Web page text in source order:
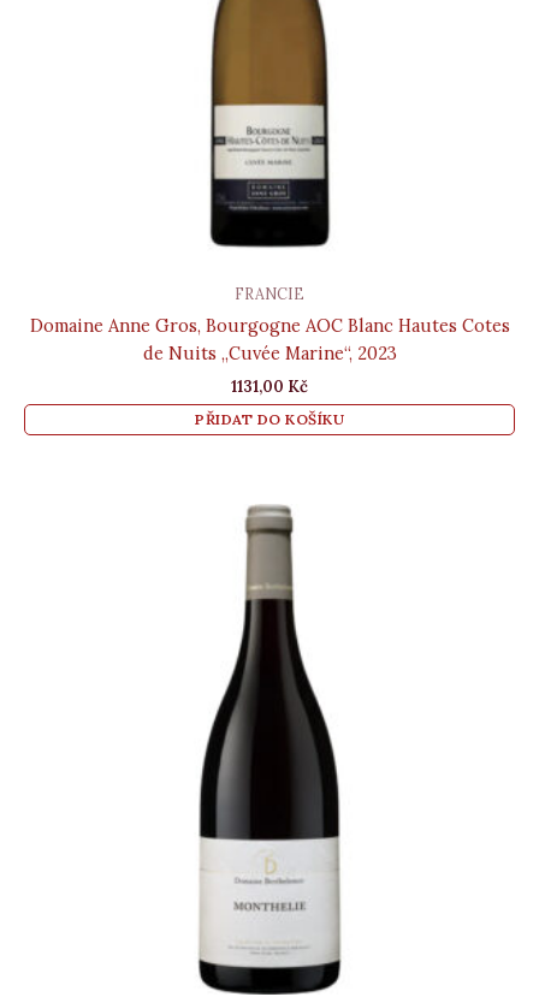
FRANCIE
Domaine Anne Gros, Bourgogne AOC Blanc Hautes Cotes
de Nuits „Cuvée Marine“, 2023
1131,00 Kč
PŘIDAT DO KOŠÍKU